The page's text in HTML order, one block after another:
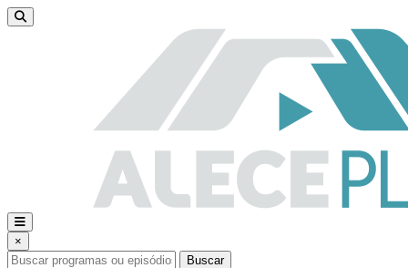
×
Buscar